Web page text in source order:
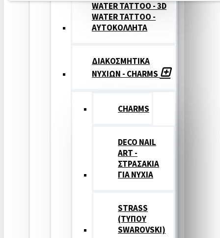
WATER TATTOO - 3D
WATER TATTOO -
ΑΥΤΟΚΟΛΛΗΤΑ
ΔΙΑΚΟΣΜΗΤΙΚΑ
ΝΥΧΙΩΝ - CHARMS
CHARMS
DECO NAIL
ART -
ΣΤΡΑΣΑΚΙΑ
ΓΙΑ ΝΥΧΙΑ
STRASS
(ΤΥΠΟΥ
SWAROVSKI)